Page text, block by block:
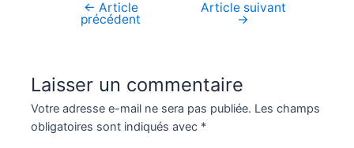
Navigation
← Article
précédent
Article suivant
→
Laisser un commentaire
Votre adresse e-mail ne sera pas publiée. Les champs
obligatoires sont indiqués avec *